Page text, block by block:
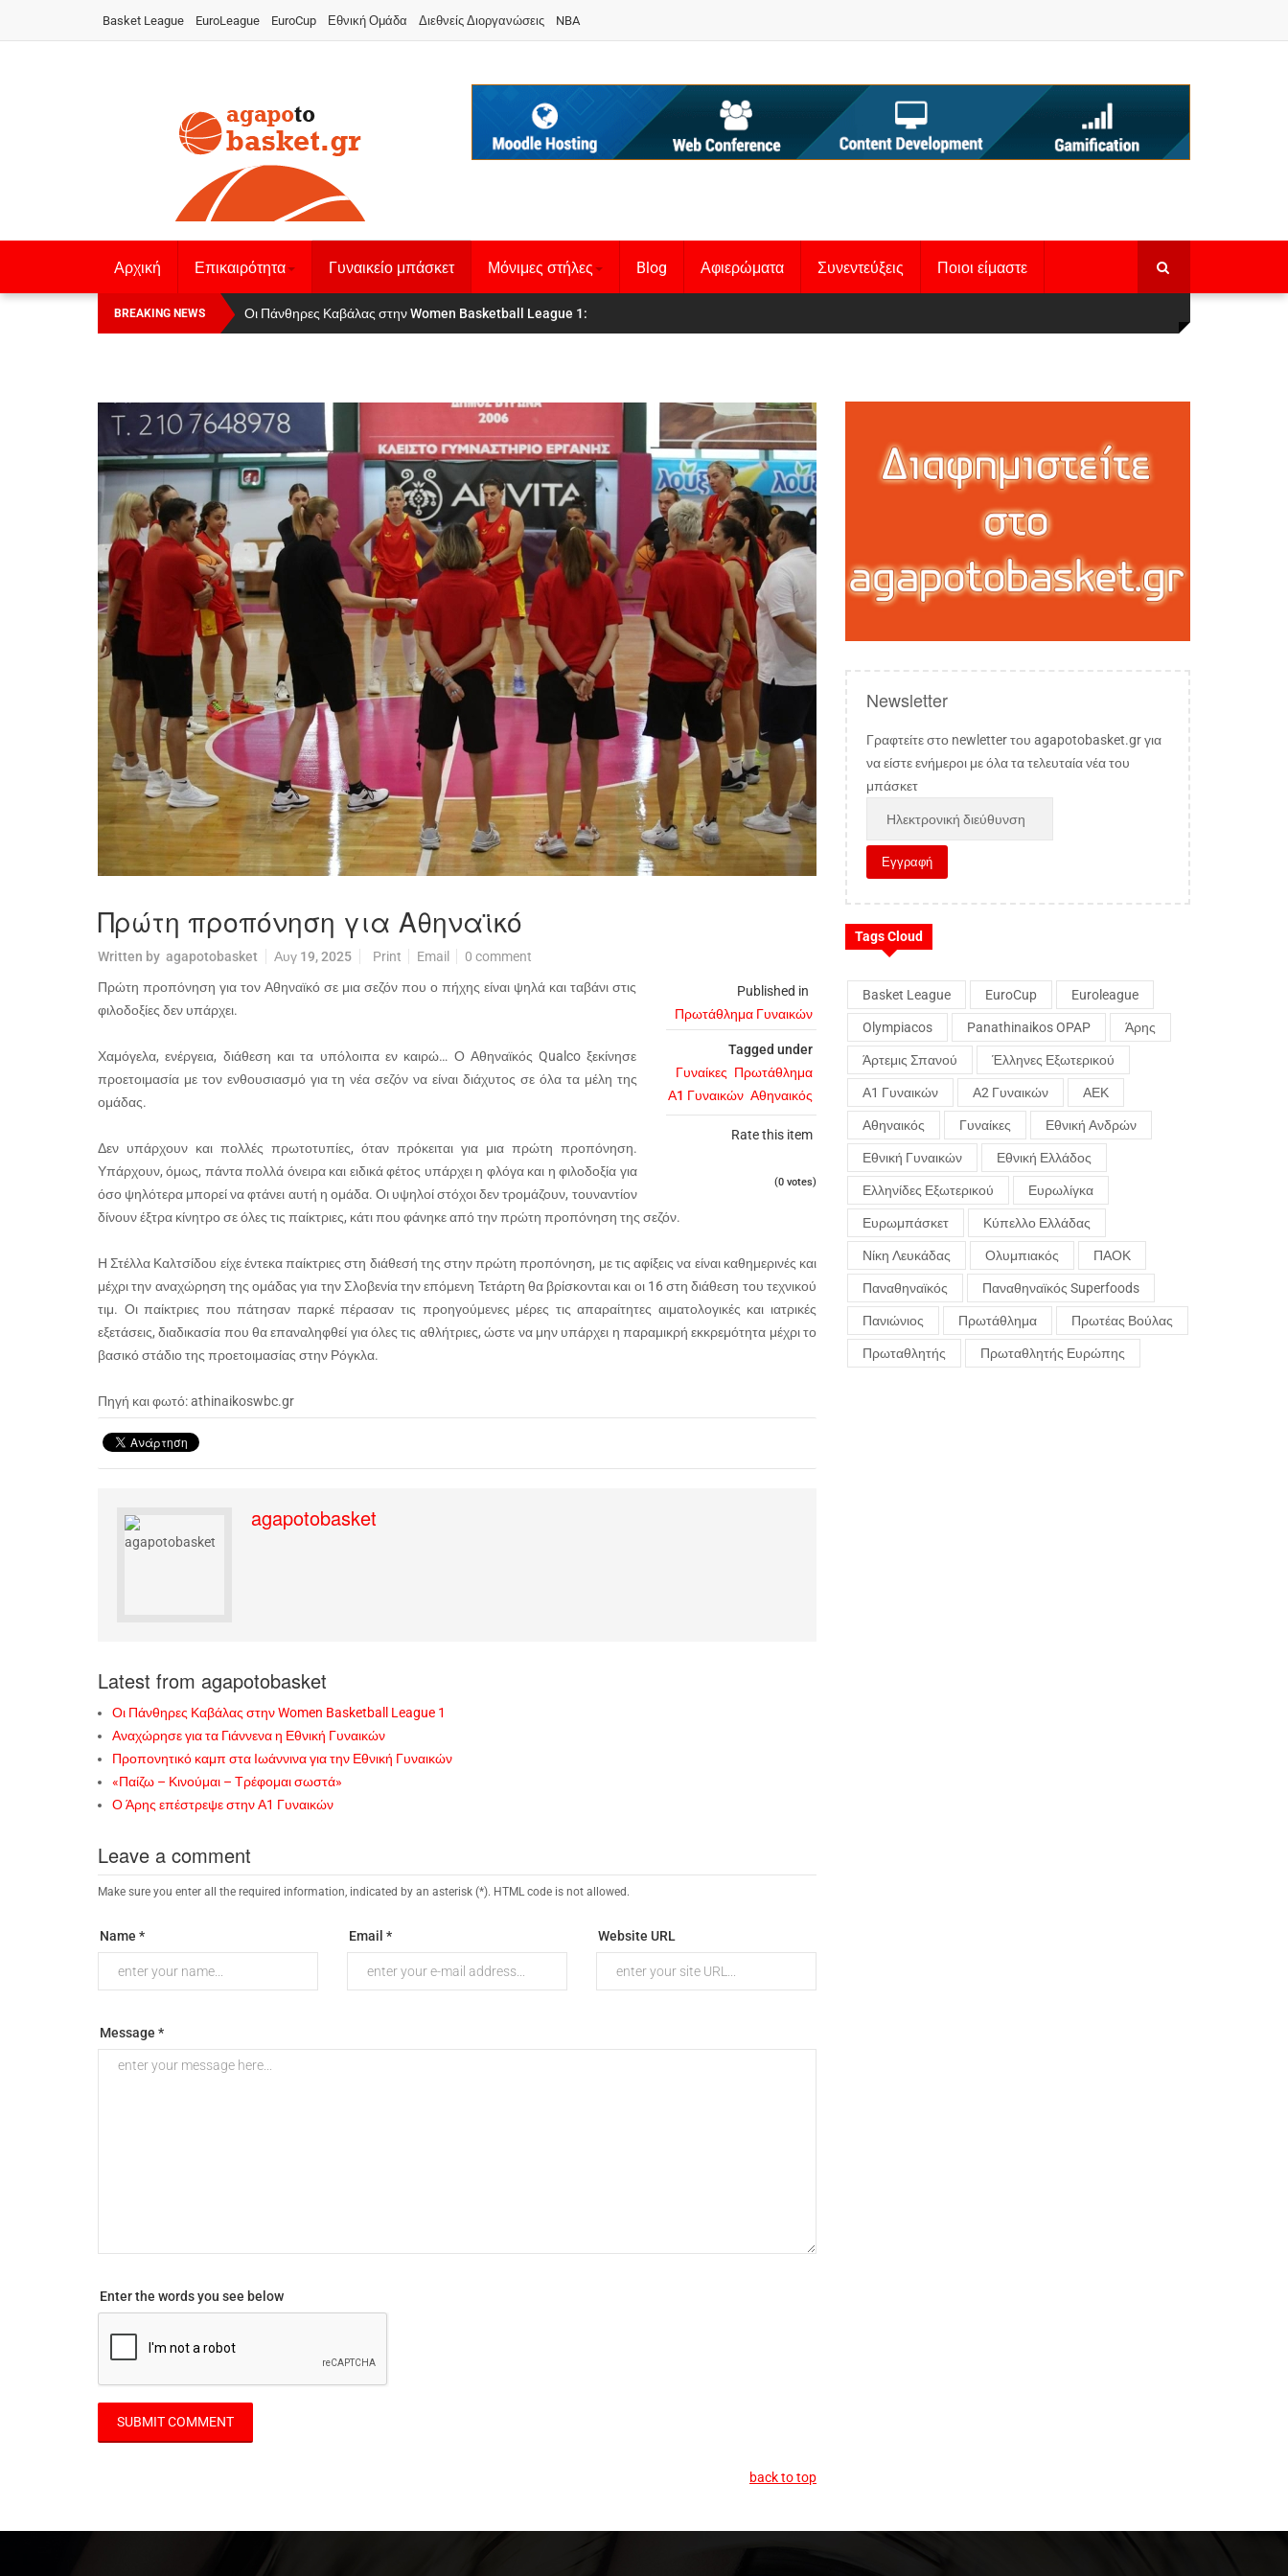
Basket League EuroLeague EuroCup Εθνική Ομάδα Διεθνείς Διοργανώσεις NBA
Αρχική Επικαιρότητα Γυναικείο μπάσκετ Μόνιμες στήλες Blog Αφιερώματα Συνεντεύξεις Ποιοι είμαστε
BREAKING NEWS Οι Πάνθηρες Καβάλας στην Women Basketball League 1:
Αναχώρησε για τα Γιάννενα η Εθνική Γυναικών:
Πρώτη προπόνηση για Αθηναϊκό
Written by agapotobasket Αυγ 19, 2025 Print Email 0 comment
Published in
Πρωτάθλημα Γυναικών
Tagged under
Γυναίκες Πρωτάθλημα
Α1 Γυναικών Αθηναικός
Rate this item
(0 votes)
Πρώτη προπόνηση για τον Αθηναϊκό σε μια σεζόν που ο πήχης είναι ψηλά και ταβάνι στις
φιλοδοξίες δεν υπάρχει.
Χαμόγελα, ενέργεια, διάθεση και τα υπόλοιπα εν καιρώ… Ο Αθηναϊκός Qualco ξεκίνησε
προετοιμασία με τον ενθουσιασμό για τη νέα σεζόν να είναι διάχυτος σε όλα τα μέλη της
ομάδας.
Δεν υπάρχουν και πολλές πρωτοτυπίες, όταν πρόκειται για μια πρώτη προπόνηση.
Υπάρχουν, όμως, πάντα πολλά όνειρα και ειδικά φέτος υπάρχει η φλόγα και η φιλοδοξία για
όσο ψηλότερα μπορεί να φτάνει αυτή η ομάδα. Οι υψηλοί στόχοι δεν τρομάζουν, τουναντίον
δίνουν έξτρα κίνητρο σε όλες τις παίκτριες, κάτι που φάνηκε από την πρώτη προπόνηση της σεζόν.
Η Στέλλα Καλτσίδου είχε έντεκα παίκτριες στη διάθεσή της στην πρώτη προπόνηση, με τις αφίξεις να είναι καθημερινές και
μέχρι την αναχώρηση της ομάδας για την Σλοβενία την επόμενη Τετάρτη θα βρίσκονται και οι 16 στη διάθεση του τεχνικού
τιμ. Οι παίκτριες που πάτησαν παρκέ πέρασαν τις προηγούμενες μέρες τις απαραίτητες αιματολογικές και ιατρικές
εξετάσεις, διαδικασία που θα επαναληφθεί για όλες τις αθλήτριες, ώστε να μην υπάρχει η παραμικρή εκκρεμότητα μέχρι το
βασικό στάδιο της προετοιμασίας στην Ρόγκλα.
Πηγή και φωτό: athinaikoswbc.gr
agapotobasket
Latest from agapotobasket
Οι Πάνθηρες Καβάλας στην Women Basketball League 1
Αναχώρησε για τα Γιάννενα η Εθνική Γυναικών
Προπονητικό καμπ στα Ιωάννινα για την Εθνική Γυναικών
«Παίζω – Κινούμαι – Τρέφομαι σωστά»
Ο Άρης επέστρεψε στην Α1 Γυναικών
Leave a comment
Make sure you enter all the required information, indicated by an asterisk (*). HTML code is not allowed.
Name * Email * Website URL
Message *
Enter the words you see below
back to top
Newsletter
Γραφτείτε στο newletter του agapotobasket.gr για
να είστε ενήμεροι με όλα τα τελευταία νέα του
μπάσκετ
Tags Cloud
Basket League EuroCup Euroleague
Olympiacos Panathinaikos OPAP Άρης
Άρτεμις Σπανού Έλληνες Εξωτερικού
Α1 Γυναικών Α2 Γυναικών ΑΕΚ
Αθηναικός Γυναίκες Εθνική Ανδρών
Εθνική Γυναικών Εθνική Ελλάδος
Ελληνίδες Εξωτερικού Ευρωλίγκα
Ευρωμπάσκετ Κύπελλο Ελλάδας
Νίκη Λευκάδας Ολυμπιακός ΠΑΟΚ
Παναθηναϊκός Παναθηναϊκός Superfoods
Πανιώνιος Πρωτάθλημα Πρωτέας Βούλας
Πρωταθλητής Πρωταθλητής Ευρώπης